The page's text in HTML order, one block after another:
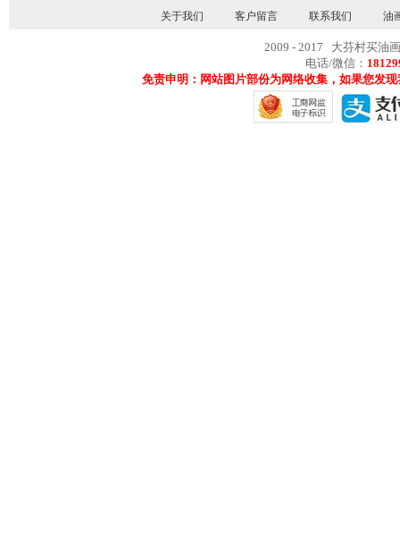
关于我们 客户留言 联系我们 油
2009 - 2017 大芬村买油
电话/微信：
免责申明：网站图片部份为网络收集，如果您发